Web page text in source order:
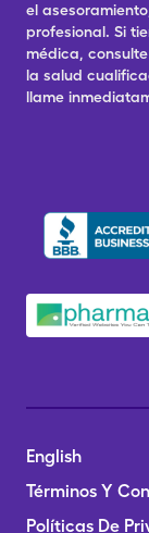
el
profesional. Si
médica,
la salud
llame
English
Términos Y
Políticas De